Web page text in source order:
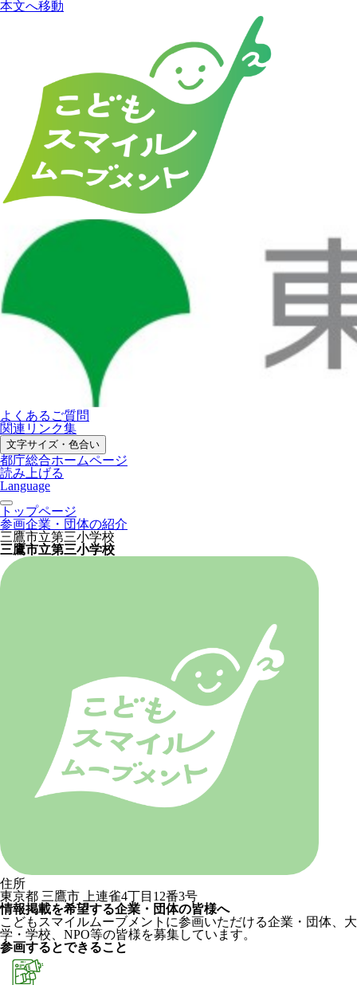
本文へ移動
よくあるご質問
関連リンク集
文字サイズ・色合い
都庁総合ホームページ
読み上げる
Language
トップページ
参画企業・団体の紹介
三鷹市立第三小学校
三鷹市立第三小学校
住所
東京都 三鷹市 上連雀4丁目12番3号
情報掲載を希望する企業・団体の皆様へ
こどもスマイルムーブメントに参画いただける企業・団体、大
学・学校、NPO等の皆様を募集しています。
参画するとできること